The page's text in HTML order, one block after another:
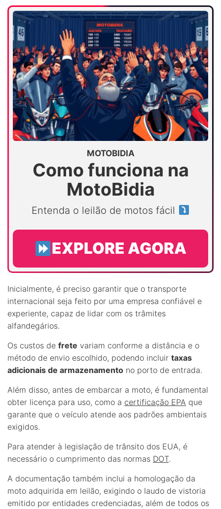
MOTOBIDIA
Como funciona na
MotoBidia
Entenda o leilão de motos fácil
EXPLORE AGORA
Inicialmente, é preciso garantir que o transporte
internacional seja feito por uma empresa confiável e
experiente, capaz de lidar com os trâmites
alfandegários.
Os custos de frete variam conforme a distância e o
método de envio escolhido, podendo incluir taxas
adicionais de armazenamento no porto de entrada.
Além disso, antes de embarcar a moto, é fundamental
obter licença para uso, como a certificação EPA que
garante que o veículo atende aos padrões ambientais
exigidos.
Para atender à legislação de trânsito dos EUA, é
necessário o cumprimento das normas DOT.
A documentação também inclui a homologação da
moto adquirida em leilão, exigindo o laudo de vistoria
emitido por entidades credenciadas, além de todos os